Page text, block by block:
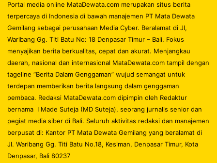
Portal media online MataDewata.com merupakan situs berita
terpercaya di Indonesia di bawah manajemen PT Mata Dewata
Gemilang sebagai perusahaan Media Cyber. Beralamat di Jl,
Waribang Gg. Titi Batu No: 18 Denpasar Timur – Bali. Fokus
menyajikan berita berkualitas, cepat dan akurat. Menjangkau
daerah, nasional dan internasional MataDewata.com tampil dengan
tageline “Berita Dalam Genggaman” wujud semangat untuk
terdepan memberikan berita langsung dalam genggaman
pembaca. Redaksi MataDewata.com dipimpin oleh Redaktur
bernama I Made Suteja (MD Suteja), seorang jurnalis senior dan
pegiat media siber di Bali. Seluruh aktivitas redaksi dan manajemen
berpusat di: Kantor PT Mata Dewata Gemilang yang beralamat di
Jl. Waribang Gg. Titi Batu No.18, Kesiman, Denpasar Timur, Kota
Denpasar, Bali 80237